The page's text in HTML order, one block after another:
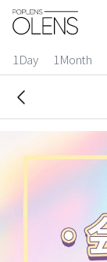
1Day 1Month
ログイン
カラコン比較
今月限定特典
ベスト
装着期間